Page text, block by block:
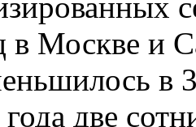
в Москве и
в
две